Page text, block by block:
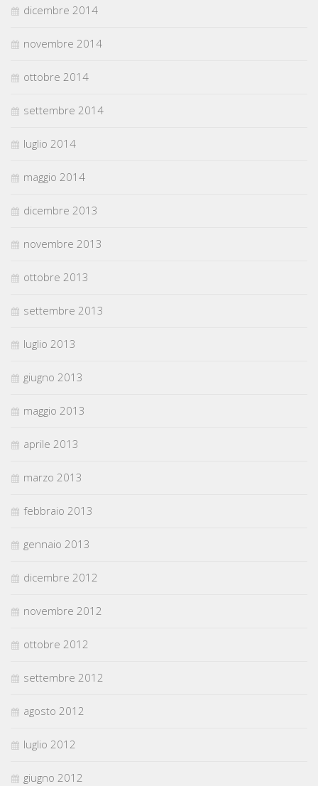
dicembre 2014
novembre 2014
ottobre 2014
settembre 2014
luglio 2014
maggio 2014
dicembre 2013
novembre 2013
ottobre 2013
settembre 2013
luglio 2013
giugno 2013
maggio 2013
aprile 2013
marzo 2013
febbraio 2013
gennaio 2013
dicembre 2012
novembre 2012
ottobre 2012
settembre 2012
agosto 2012
luglio 2012
giugno 2012